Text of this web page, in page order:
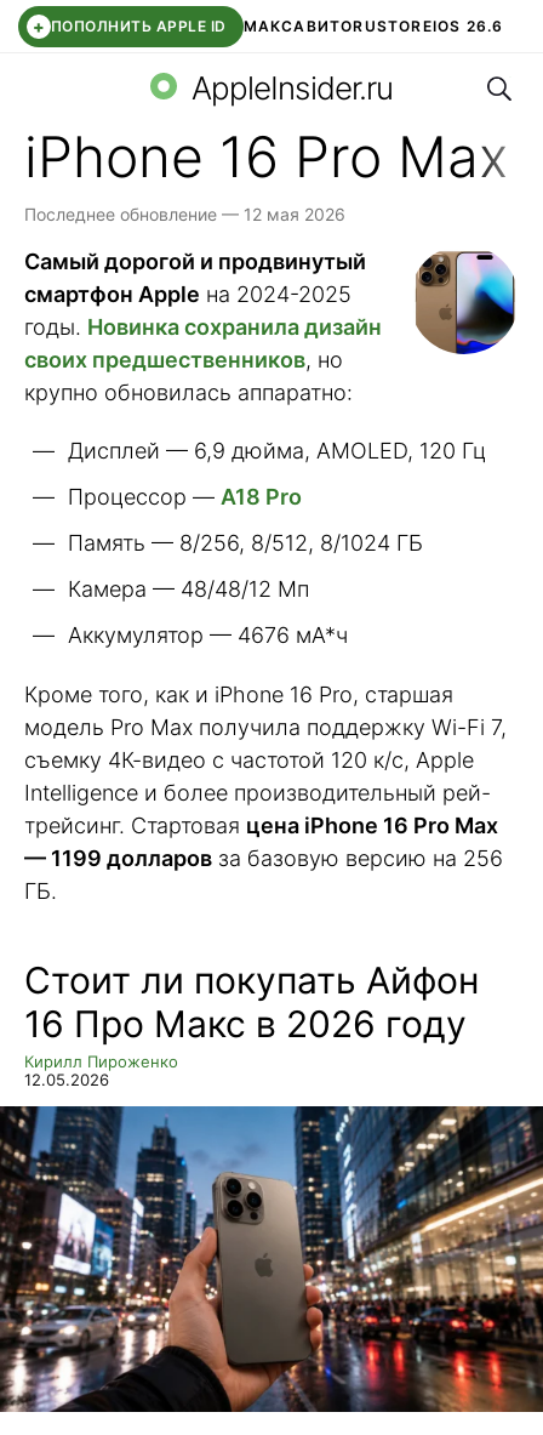
+ ПОПОЛНИТЬ APPLE ID МАКСАВИТОRUSTOREIOS 26.6
СБЕР КИДС ВТБ ОНЛАЙН ЧАТ В ROBLOX
AppleInsider.ru
iPhone 16 Pro Max
Последнее обновление — 12 мая 2026
Самый дорогой и продвинутый
смартфон Apple на 2024-2025
годы. Новинка сохранила дизайн
своих предшественников, но
крупно обновилась аппаратно:
Дисплей — 6,9 дюйма, AMOLED, 120 Гц
Процессор — A18 Pro
Память — 8/256, 8/512, 8/1024 ГБ
Камера — 48/48/12 Мп
Аккумулятор — 4676 мА*ч
Кроме того, как и iPhone 16 Pro, старшая
модель Pro Max получила поддержку Wi-Fi 7,
съемку 4К-видео с частотой 120 к/с, Apple
Intelligence и более производительный рей-
трейсинг. Стартовая цена iPhone 16 Pro Max
— 1199 долларов за базовую версию на 256
ГБ.
Стоит ли покупать Айфон
16 Про Макс в 2026 году
Кирилл Пироженко
12.05.2026